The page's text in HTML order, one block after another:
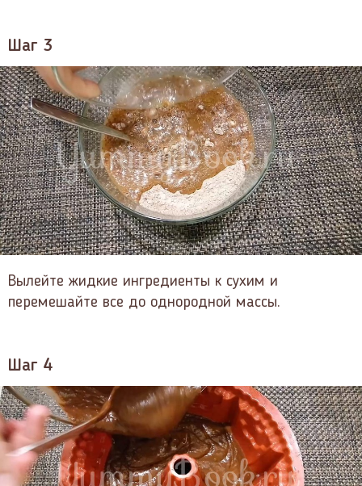
Шаг 3
Вылейте жидкие ингредиенты к сухим и
перемешайте все до однородной массы.
Шаг 4